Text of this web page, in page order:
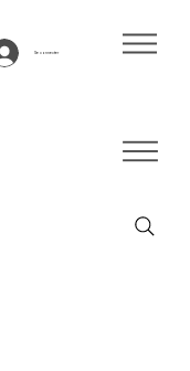
Se connecter